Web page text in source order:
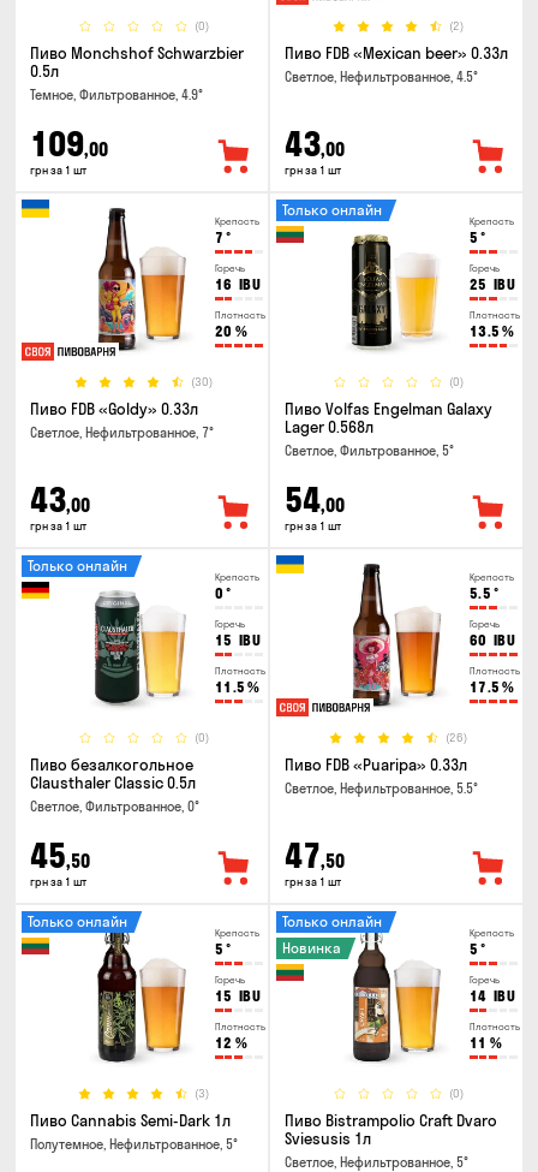
(0)
Пиво Monchshof Schwarzbier
0.5л
Темное, Фильтрованное, 4.9°
109,00
грн за 1 шт
(2)
Пиво FDB «Mexican beer» 0.33л
Светлое, Нефильтрованное, 4.5°
43,00
грн за 1 шт
Крепость
7 °
Горечь
16 IBU
Плотность
20 %
(30)
Пиво FDB «Goldy» 0.33л
Светлое, Нефильтрованное, 7°
43,00
грн за 1 шт
Крепость
5 °
Горечь
25 IBU
Плотность
13.5 %
(0)
Только онлайн
Пиво Volfas Engelman Galaxy
Lager 0.568л
Светлое, Фильтрованное, 5°
54,00
грн за 1 шт
Крепость
0 °
Горечь
15 IBU
Плотность
11.5 %
(0)
Только онлайн
Пиво безалкогольное
Clausthaler Classic 0.5л
Светлое, Фильтрованное, 0°
45,50
грн за 1 шт
Крепость
5.5 °
Горечь
60 IBU
Плотность
17.5 %
(26)
Пиво FDB «Puaripa» 0.33л
Светлое, Нефильтрованное, 5.5°
47,50
грн за 1 шт
Крепость
5 °
Горечь
15 IBU
Плотность
12 %
(3)
Только онлайн
Пиво Cannabis Semi-Dark 1л
Полутемное, Нефильтрованное, 5°
Крепость
5 °
Горечь
14 IBU
Плотность
11 %
(0)
Только онлайн
Новинка
Пиво Bistrampolio Craft Dvaro
Sviesusis 1л
Светлое, Нефильтрованное, 5°